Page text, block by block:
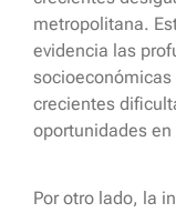
metropolitana.
evidencia las
crecientes
oportunidades
Por otro lado, la